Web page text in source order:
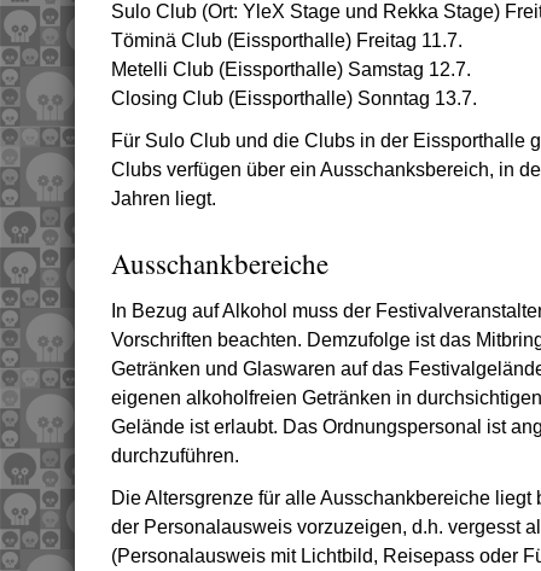
Sulo Club (Ort: YleX Stage und Rekka Stage)
Töminä Club (Eissporthalle) Freitag 11.7.
Metelli Club (Eissporthalle) Samstag 12.7.
Closing Club (Eissporthalle) Sonntag 13.7.
Für Sulo Club und die Clubs in der Eissporthalle
Clubs verfügen über ein Ausschanksbereich, in
Jahren liegt.
Ausschankbereiche
In Bezug auf Alkohol muss der
Vorschriften beachten. Demzufolge ist das
Getränken und Glaswaren auf das
eigenen alkoholfreien Getränken in
Gelände ist erlaubt. Das Ordnungspersonal ist
durchzuführen.
Die Altersgrenze für alle Ausschankbereiche liegt
der Personalausweis vorzuzeigen, d.h. vergesst
(Personalausweis mit Lichtbild, Reisepass oder